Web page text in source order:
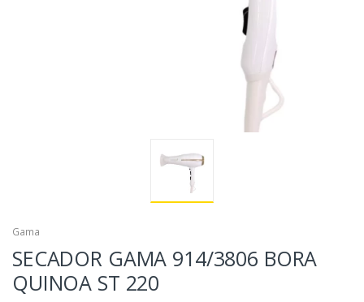
Gama
SECADOR GAMA 914/3806 BORA
QUINOA ST 220